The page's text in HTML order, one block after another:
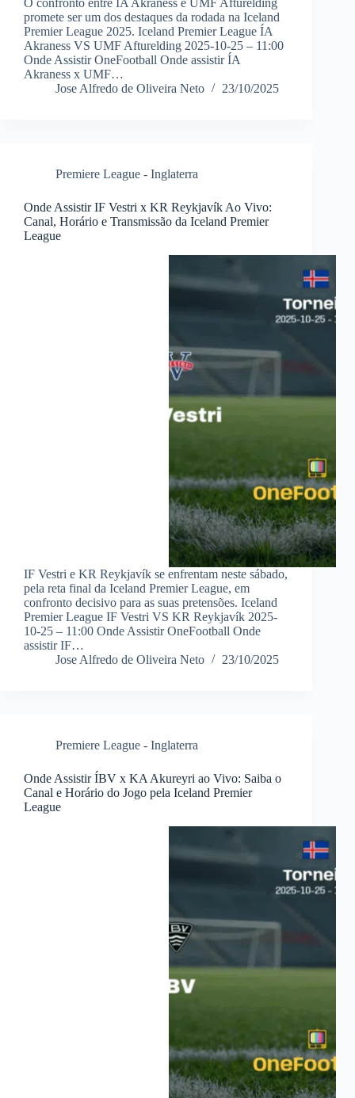
O confronto entre ÍA Akraness e UMF Afturelding
promete ser um dos destaques da rodada na Iceland
Premier League 2025. Iceland Premier League ÍA
Akraness VS UMF Afturelding 2025-10-25 – 11:00
Onde Assistir OneFootball Onde assistir ÍA
Akraness x UMF…
Jose Alfredo de Oliveira Neto
23/10/2025
Premiere League - Inglaterra
Onde Assistir IF Vestri x KR Reykjavík Ao Vivo:
Canal, Horário e Transmissão da Iceland Premier
League
IF Vestri e KR Reykjavík se enfrentam neste sábado,
pela reta final da Iceland Premier League, em
confronto decisivo para as suas pretensões. Iceland
Premier League IF Vestri VS KR Reykjavík 2025-
10-25 – 11:00 Onde Assistir OneFootball Onde
assistir IF…
Jose Alfredo de Oliveira Neto
23/10/2025
Premiere League - Inglaterra
Onde Assistir ÍBV x KA Akureyri ao Vivo: Saiba o
Canal e Horário do Jogo pela Iceland Premier
League